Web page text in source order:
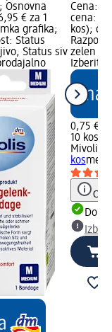
Osnovna
€ za 1
grafika;
Status
Status siv
Cena:
cena: 10
kos);
zelen
Izberite
0,75 €
10 kos
Mivolis
kos